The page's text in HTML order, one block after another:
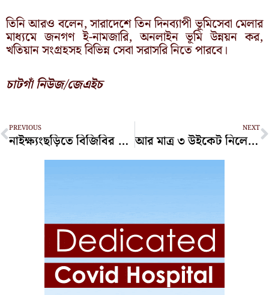
তিনি আরও বলেন, সারাদেশে তিন দিনব্যাপী ভূমিসেবা মেলার
মাধ্যমে জনগণ ই-নামজারি, অনলাইন ভূমি উন্নয়ন কর,
খতিয়ান সংগ্রহসহ বিভিন্ন সেবা সরাসরি নিতে পারবে।
চাটগাঁ নিউজ/জেএইচ
Prev
PREVIOUS
নাইক্ষ্যংছড়িতে বিজিবির অভিযানে কোটি টাকার ইয়াবা জব্দ
NEXT
আর মাত্র ৩ উইকেট নিলেই পাকিস্তানকে হোয়াইটওয়াশ করবে বাংলাদেশ